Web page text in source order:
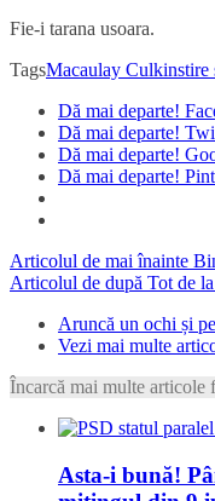
Fie-i tarana usoara.
TagsMacaulay Culkinstire
Dă mai departe!
Dă mai departe!
Dă mai departe!
Dă mai departe!
Articolul de mai înainte
Articolul de după Tot de
Aruncă un ochi și
Vezi mai multe
Încarcă mai multe articole
Asta-i bună!